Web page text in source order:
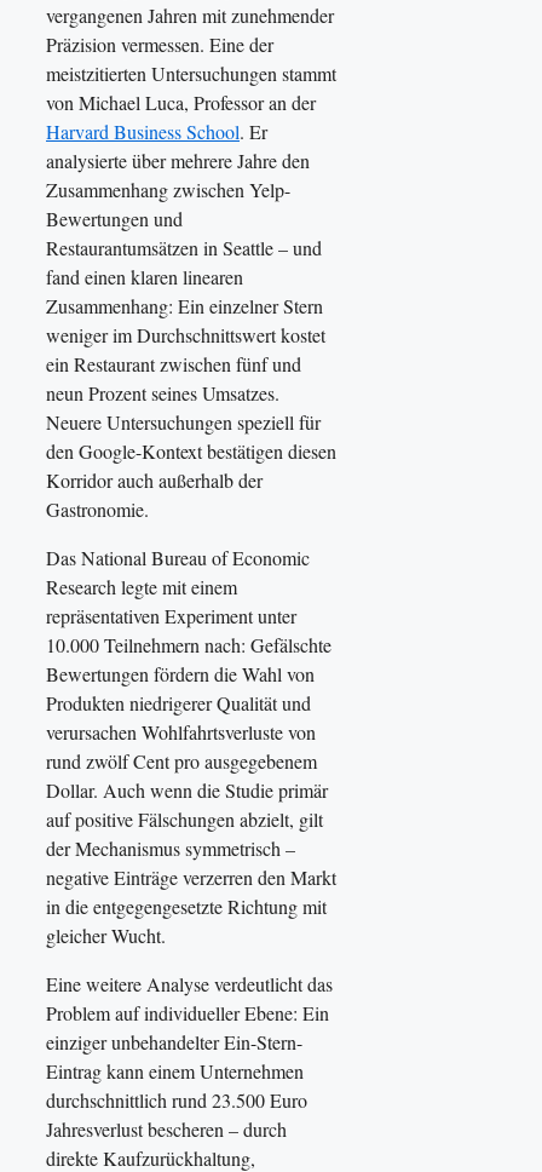
vergangenen Jahren mit zunehmender
Präzision vermessen. Eine der
meistzitierten Untersuchungen stammt
von Michael Luca, Professor an der
Harvard Business School. Er
analysierte über mehrere Jahre den
Zusammenhang zwischen Yelp-
Bewertungen und
Restaurantumsätzen in Seattle – und
fand einen klaren linearen
Zusammenhang: Ein einzelner Stern
weniger im Durchschnittswert kostet
ein Restaurant zwischen fünf und
neun Prozent seines Umsatzes.
Neuere Untersuchungen speziell für
den Google-Kontext bestätigen diesen
Korridor auch außerhalb der
Gastronomie.
Das National Bureau of Economic
Research legte mit einem
repräsentativen Experiment unter
10.000 Teilnehmern nach: Gefälschte
Bewertungen fördern die Wahl von
Produkten niedrigerer Qualität und
verursachen Wohlfahrtsverluste von
rund zwölf Cent pro ausgegebenem
Dollar. Auch wenn die Studie primär
auf positive Fälschungen abzielt, gilt
der Mechanismus symmetrisch –
negative Einträge verzerren den Markt
in die entgegengesetzte Richtung mit
gleicher Wucht.
Eine weitere Analyse verdeutlicht das
Problem auf individueller Ebene: Ein
einziger unbehandelter Ein-Stern-
Eintrag kann einem Unternehmen
durchschnittlich rund 23.500 Euro
Jahresverlust bescheren – durch
direkte Kaufzurückhaltung,